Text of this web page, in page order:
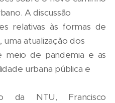
A discussão
relativas às formas de
atualização dos
meio de pandemia e as
urbana pública e
da NTU, Francisco